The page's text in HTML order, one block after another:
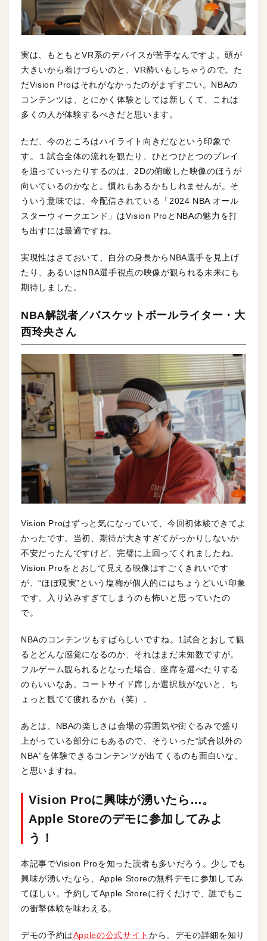
実は、もともとVR系のデバイスが苦手なんですよ。頭が
大きいから着けづらいのと、VR酔いもしちゃうので。た
だVision Proはそれがなかったのがまずすごい。NBAの
コンテンツは、とにかく体験としては新しくて、これは
多くの人が体験するべきだと思います。
ただ、今のところはハイライト向きだなという印象で
す。１試合全体の流れを観たり、ひとつひとつのプレイ
を追っていったりするのは、2Dの俯瞰した映像のほうが
向いているのかなと。慣れもあるかもしれませんが。そ
ういう意味では、今配信されている「2024 NBA オール
スターウィークエンド」はVision ProとNBAの魅力を打
ち出すには最適ですね。
実現性はさておいて、自分の身長からNBA選手を見上げ
たり、あるいはNBA選手視点の映像が観られる未来にも
期待しました。
NBA解説者／バスケットボールライター・大
西玲央さん
Vision Proはずっと気になっていて、今回初体験できてよ
かったです。当初、期待が大きすぎてがっかりしないか
不安だったんですけど、完璧に上回ってくれましたね。
Vision Proをとおして見える映像はすごくきれいです
が、“ほぼ現実”という塩梅が個人的にはちょうどいい印象
です。入り込みすぎてしまうのも怖いと思っていたの
で。
NBAのコンテンツもすばらしいですね。1試合とおして観
るとどんな感覚になるのか、それはまだ未知数ですが。
フルゲーム観られるとなった場合、座席を選べたりする
のもいいなあ。コートサイド席しか選択肢がないと、ち
ょっと観てて疲れるかも（笑）。
あとは、NBAの楽しさは会場の雰囲気や街ぐるみで盛り
上がっている部分にもあるので、そういった“試合以外の
NBA”を体験できるコンテンツが出てくるのも面白いな、
と思いますね。
Vision Proに興味が湧いたら…。
Apple Storeのデモに参加してみよ
う！
本記事でVision Proを知った読者も多いだろう。少しでも
興味が湧いたなら、Apple Storeの無料デモに参加してみ
てほしい。予約してApple Storeに行くだけで、誰でもこ
の衝撃体験を味わえる。
デモの予約はAppleの公式サイト から。デモの詳細を知り